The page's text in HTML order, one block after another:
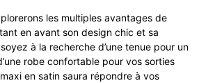
les multiples avantages de
en avant son design chic et sa
à la recherche d’une tenue pour un
robe confortable pour vos sorties
en satin saura répondre à vos